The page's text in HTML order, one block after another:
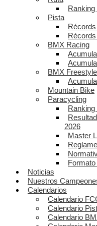
Ranking
Pista
BMX Racing
BMX Freestyle
Mountain Bike
Paracycling
Ranking
2026
Master
Noticias
Nuestros
Calendarios
Calendario
Calendario
Calendario